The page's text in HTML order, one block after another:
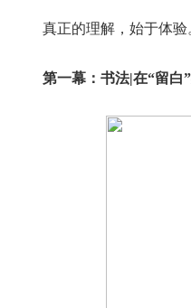
真正的理解，始于体
第一幕：书法|在“留白